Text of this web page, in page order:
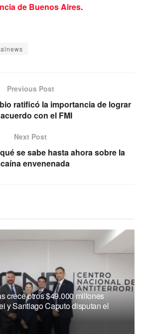
de Buenos Aires.
Previous Post
ratificó la importancia de lograr
con el FMI
Next Post
se sabe hasta ahora sobre la
envenenada
crece otros $49.000 millones
y Santiago Caputo disputan el